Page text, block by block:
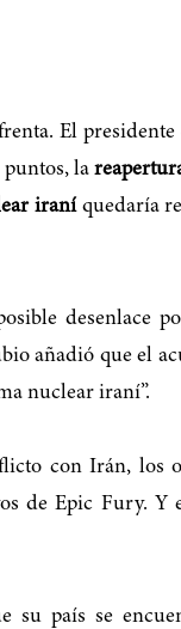
El presidente
puntos, la
iraníquedaría
desenlace
añadió que el
nuclear iraní”.
con Irán, los
de Epic Fury. Y
su país se